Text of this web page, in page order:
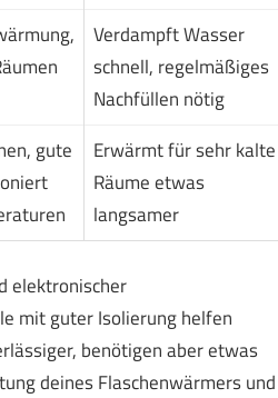
Verdampft Wasser
schnell, regelmäßiges
Nachfüllen nötig
gute
Erwärmt für sehr kalte
Räume etwas
langsamer
elektronischer
mit guter Isolierung helfen
benötigen aber etwas
deines Flaschenwärmers und